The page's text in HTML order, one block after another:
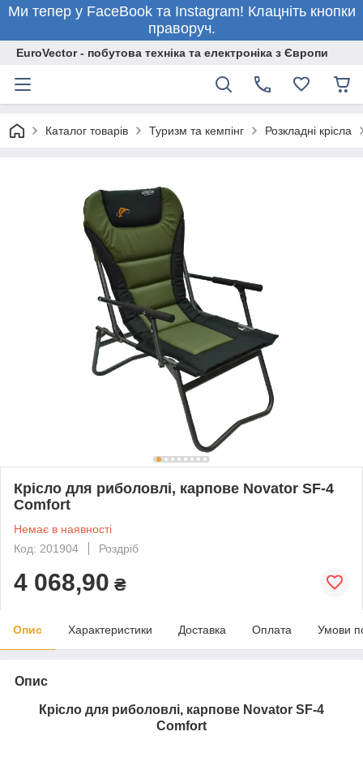
Ми тепер у FaceBook та Instagram! Клацніть кнопки
праворуч.
EuroVector - побутова техніка та електроніка з Європи
Каталог товарів Туризм та кемпінг Розкладні крісла
Крісло для риболовлі, карпове Novator SF-4
Comfort
Немає в наявності
Код: 201904
Роздріб
4 068,90 ₴
Опис Характеристики Доставка Оплата Умови
Опис
Крісло для риболовлі, карпове Novator SF-4
Comfort